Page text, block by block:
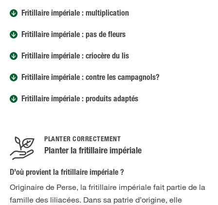
Fritillaire impériale : multiplication
Fritillaire impériale : pas de fleurs
Fritillaire impériale : criocère du lis
Fritillaire impériale : contre les campagnols?
Fritillaire impériale : produits adaptés
PLANTER CORRECTEMENT
Planter la fritillaire impériale
D’où provient la fritillaire impériale ?
Originaire de Perse, la fritillaire impériale fait partie de la
famille des liliacées. Dans sa patrie d’origine, elle